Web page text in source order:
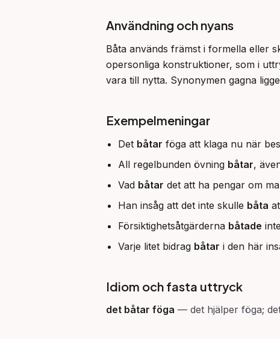
Användning och nyans
Båta används främst i formella eller
opersonliga konstruktioner, som i
vara till nytta. Synonymen gagna
Exempelmeningar
Det båtar föga att klaga nu när
All regelbunden övning båtar,
Vad båtar det att ha pengar om
Han insåg att det inte skulle båta
Försiktighetsåtgärderna båtade
Varje litet bidrag båtar i den här
Idiom och fasta uttryck
det båtar föga — det hjälper föga;